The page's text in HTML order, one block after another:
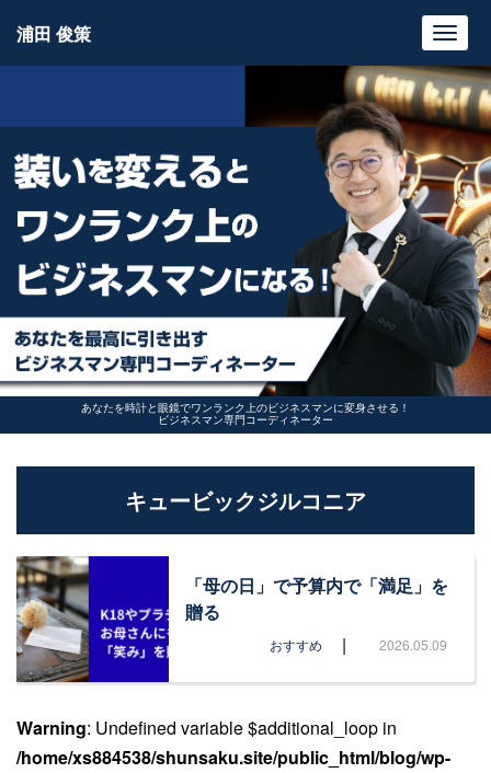
あなたを時計と眼鏡でワンランク上のビジネスマンに変身させる！
ビジネスマン専門コーディネーター
浦田 俊策
キュービックジルコニア
「母の日」で予算内で「満足」を
贈る
おすすめ | 2026.05.09
Warning: Undefined variable $additional_loop in
/home/xs884538/shunsaku.site/public_html/blog/wp-